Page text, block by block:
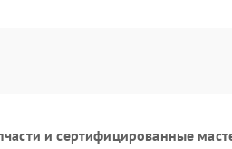
и сертифицированные